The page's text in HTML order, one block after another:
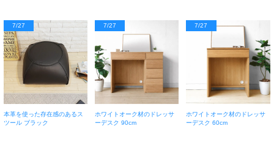
7/27
本革を使った存在感のあるス
ツール ブラック
7/27
ホワイトオーク材のドレッサ
ーデスク 90cm
7/27
ホワイトオーク材のドレッサ
ーデスク 60cm